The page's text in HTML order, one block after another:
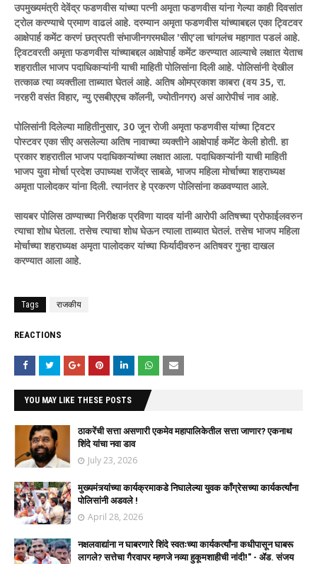
उपमुख्यमंत्री देवेंद्र फडणवीस यांच्या पत्नी अमृता फडणवीस यांना गेल्या काही दिवसांत
ट्रोल करण्याचे प्रमाण वाढलं आहे. दरम्यान अमृता फडणवीस यांच्याबद्दल एका ट्विटवर
आक्षेपार्ह कमेंट करणं छत्रपती संभाजीनगरमधील 'सीए'ला चांगलंच महागात पडलं आहे.
ट्विटवरती अमृता फडणवीस यांच्याबद्दल आक्षेपार्ह कमेंट करण्यात आल्याचे लक्षात येताच
शहरातील भाजप पदाधिकाऱ्यांनी याची माहिती पोलिसांना दिली आहे. पोलिसांनी देखील
तत्काळ त्या व्यक्तीला ताब्यात घेतलं आहे. अतिष ओमप्रकाश काबरा (वय 35, रा.
नरहरी वसंत विहार, न्यु एसबीएएच कॉलनी, ज्योतीनगर) असं आरोपीचं नाव आहे.
पोलिसांनी दिलेल्या माहितीनुसार, 30 जून रोजी अमृता फडणवीस यांच्या ट्विटर
पोस्टवर एका सीए असलेल्या अतिष नावाच्या व्यक्तीने आक्षेपार्ह कमेंट केली होती. हा
प्रकार शहरातील भाजप पदाधिकाऱ्यांच्या लक्षात आला. पदाधिकाऱ्यांनी याची माहिती
भाजप युवा मोर्चा प्रदेश उपाध्यक्ष राजेंद्र साबळे, भाजप महिला मोर्चाच्या शहराध्यक्ष
अमृता पालोदकर यांना दिली. त्यानंतर हे प्रकरण पोलिसांना कळवण्यात आले.
सायबर पोलिस ठाण्याच्या निरीक्षक प्रविणा यादव यांनी आरोपी अतिषच्या प्रोफाईलवरुन
त्याचा शोध घेतला. तसेच त्याचा शोध घेऊन त्याला ताब्यात घेतलं. तसेच भाजप महिला
मोर्चाच्या शहराध्यक्ष अमृता पालोदकर यांच्या फिर्यादीवरुन अतिषवर गुन्हा दाखल
करण्यात आला आहे.
Tags राजकीय
REACTIONS
YOU MAY LIKE THESE POSTS
ठाकरेंची सत्ता असणारी एकमेव महापालिकेतील सत्ता जाणार? एकनाथ
शिंदे यांचा नवा डाव
July 23, 2026
मुख्यमंत्र्यांच्या कार्यक्रमाकडे निघालेल्या युवक काँग्रेसच्या कार्यकर्त्यांना
पोलिसांनी अडवले !
April 28, 2026
नक्षलवाद्यांना न घाबरणारे शिंदे स्वतःच्या कार्यकर्त्यांना कधीपासून घाबरू
लागले? सत्तेचा गैरवापर म्हणजे नव्या हुकूमशाहीची नांदी!" - ॲड. संजय